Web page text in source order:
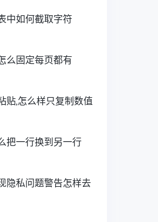
中如何截取字符
么固定每页都有
贴,怎么样只复制数值
把一行换到另一行
隐私问题警告怎样去